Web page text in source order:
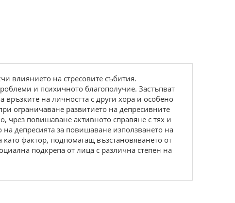
влиянието на стресовите събития.
и психичното благополучие. Застъпват
на личността с други хора и особено
ограничаване развитието на депресивните
чрез повишаване активното справяне с тях и
депресията за повишаване използването на
фактор, подпомагащ възстановяването от
подкрепа от лица с различна степен на